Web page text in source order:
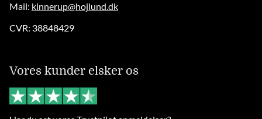
Mail: kinnerup@hojlund.dk
CVR: 38848429
Vores kunder elsker os